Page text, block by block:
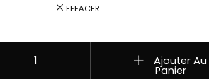
EFFACER
Ajouter Au
Panier